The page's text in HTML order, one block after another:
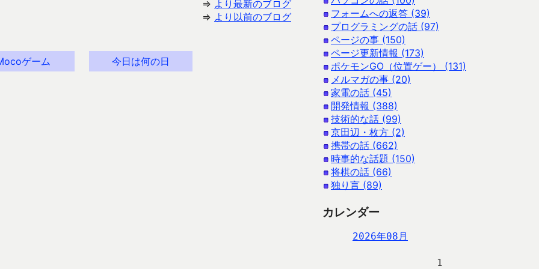
⇒ より最新のブログ
⇒ より以前のブログ
ゲーム 今日は何の日
フォームへの返答 (39)
プログラミングの話 (97)
ページの事 (150)
ページ更新情報 (173)
ポケモンGO（位置ゲー） (131)
メルマガの事 (20)
家電の話 (45)
開発情報 (388)
技術的な話 (99)
京田辺・枚方 (2)
携帯の話 (662)
時事的な話題 (150)
将棋の話 (66)
独り言 (89)
カレンダー
2026年08月
                   1